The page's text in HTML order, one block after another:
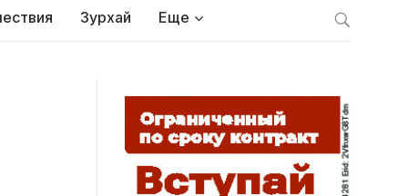
Зурхай Еще